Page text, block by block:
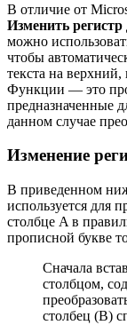
В отличие от
Изменить регистр
можно
чтобы
текста на
Функции — это
предназначенные
данном случае
Изменение
В приведенном
используется для
столбце A в
прописной букве
Сначала
столбцом,
столбец (B)